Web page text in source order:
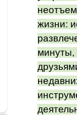
жизни:
минуты,